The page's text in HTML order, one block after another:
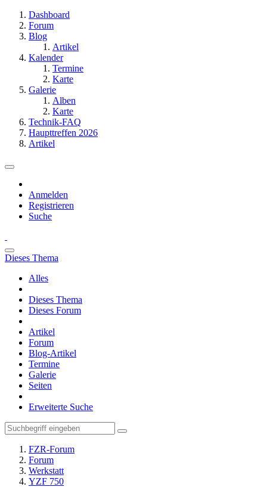
Dashboard
Forum
Blog
Artikel
Kalender
Termine
Karte
Galerie
Alben
Karte
Technik-FAQ
Haupttreffen 2026
Artikel
Anmelden
Registrieren
Suche
Dieses Thema
Alles
Dieses Thema
Dieses Forum
Artikel
Forum
Blog-Artikel
Termine
Galerie
Seiten
Erweiterte Suche
FZR-Forum
Forum
Werkstatt
YZF 750